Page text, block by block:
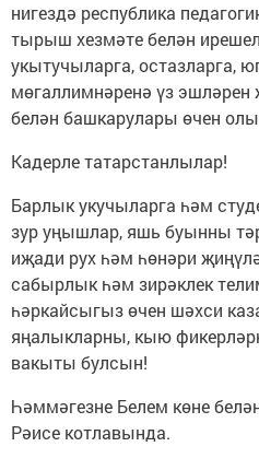
нигездә республика
тырыш хезмәте белән
укытучыларга, остазларга,
мөгаллимнәренә үз эшләрен
белән башкарулары өчен
Кадерле татарстанлылар!
Барлык укучыларга һәм
зур уңышлар, яшь буынны
иҗади рух һәм һөнәри
сабырлык һәм зирәклек
һәркайсыгыз өчен шәхси
яңалыкларны, кыю
вакыты булсын!
Һәммәгезне Белем көне
Рәисе котлавында.